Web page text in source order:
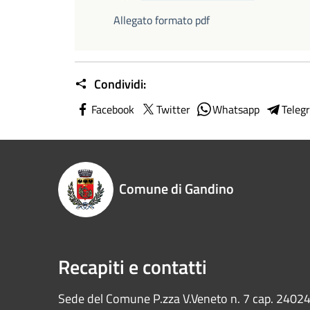
Allegato formato pdf
Condividi:
Facebook Twitter Whatsapp
Comune di Gandino
Recapiti e contatti
Sede del Comune P.zza V.Veneto n. 7 cap. 24024